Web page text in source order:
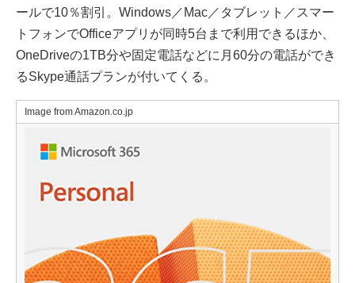
ールで10％割引。Windows／Mac／タブレット／スマー
トフォンでOfficeアプリが同時5台まで利用できるほか、
OneDriveの1TB分や固定電話などに月60分の電話ができ
るSkype通話プランが付いてくる。
Image from Amazon.co.jp